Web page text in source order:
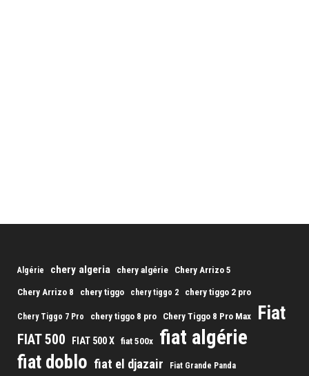
Algérie chery algeria chery algérie Chery Arrizo 5
Chery Arrizo 8 chery tiggo chery tiggo 2 chery tiggo 2 pro
Chery Tiggo 7 Pro chery tiggo 8 pro Chery Tiggo 8 Pro Max Fiat
FIAT 500 FIAT 500 X fiat 500x fiat algérie
fiat doblo fiat el djazair Fiat Grande Panda